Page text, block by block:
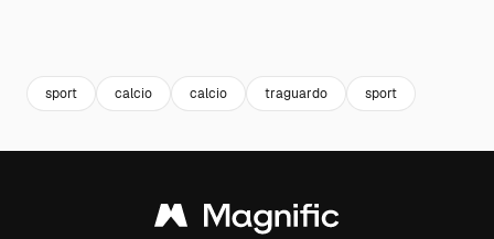
sport calcio calcio traguardo sport